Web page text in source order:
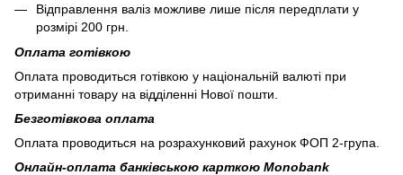
Відправлення валіз можливе лише після передплати у
розмірі 200 грн.
Оплата готівкою
Оплата проводиться готівкою у національній валюті при
отриманні товару на відділенні Нової пошти.
Безготівкова оплата
Оплата проводиться на розрахунковий рахунок ФОП 2-група.
Онлайн-оплата банківською карткою Monobank